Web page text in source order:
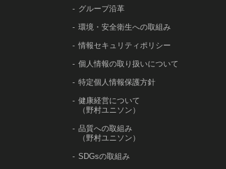
グループ沿革
環境・安全衛生への取組み
情報セキュリティポリシー
個人情報の取り扱いについて
特定個人情報保護方針
健康経営について
（野村ユニソン）
品質への取組み
（野村ユニソン）
SDGsの取組み